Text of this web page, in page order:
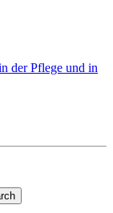
der Pflege und in